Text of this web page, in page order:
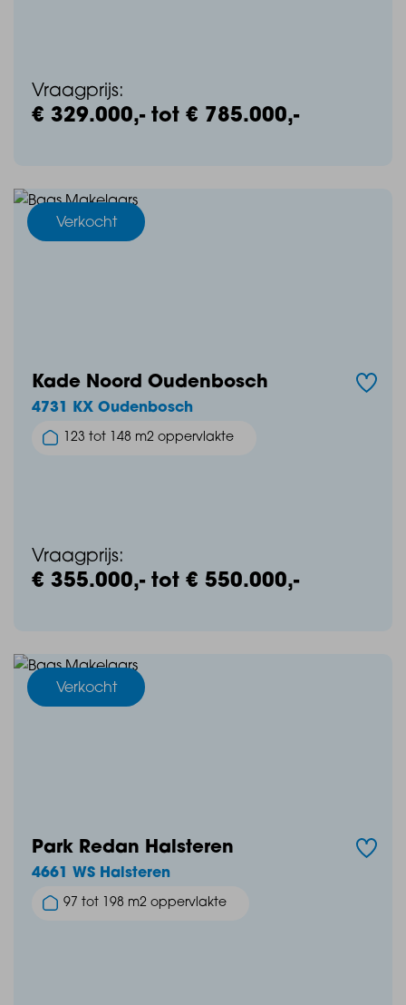
Vraagprijs:
€ 329.000,- tot € 785.000,-
Verkocht
Kade Noord Oudenbosch
4731 KX Oudenbosch
123 tot 148 m2 oppervlakte
Vraagprijs:
€ 355.000,- tot € 550.000,-
Verkocht
Park Redan Halsteren
4661 WS Halsteren
97 tot 198 m2 oppervlakte